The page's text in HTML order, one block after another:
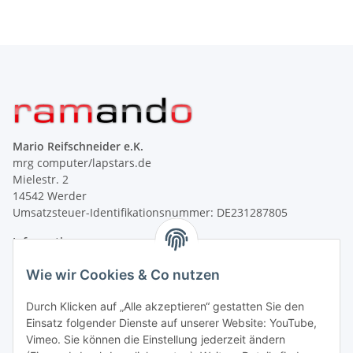
Wie wir Cookies & Co nutzen
Durch Klicken auf „Alle akzeptieren“ gestatten Sie den
Einsatz folgender Dienste auf unserer Website: YouTube,
Vimeo. Sie können die Einstellung jederzeit ändern
Mario Reifschneider e.K.
mrg computer/lapstars.de
Mielestr. 2
14542 Werder
Umsatzsteuer-Identifikationsnummer: DE231287805
Informationen
Gesetzliche Informationen